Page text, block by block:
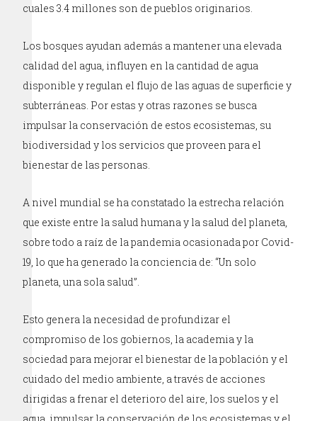
cuales 3.4 millones son de pueblos originarios.
Los bosques ayudan además a mantener una elevada
calidad del agua, influyen en la cantidad de agua
disponible y regulan el flujo de las aguas de superficie y
subterráneas. Por estas y otras razones se busca
impulsar la conservación de estos ecosistemas, su
biodiversidad y los servicios que proveen para el
bienestar de las personas.
A nivel mundial se ha constatado la estrecha relación
que existe entre la salud humana y la salud del planeta,
sobre todo a raíz de la pandemia ocasionada por Covid-
19, lo que ha generado la conciencia de: “Un solo
planeta, una sola salud”.
Esto genera la necesidad de profundizar el
compromiso de los gobiernos, la academia y la
sociedad para mejorar el bienestar de la población y el
cuidado del medio ambiente, a través de acciones
dirigidas a frenar el deterioro del aire, los suelos y el